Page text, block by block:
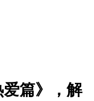
篇》，解